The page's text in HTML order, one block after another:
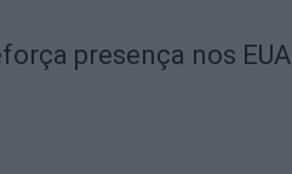
presença nos